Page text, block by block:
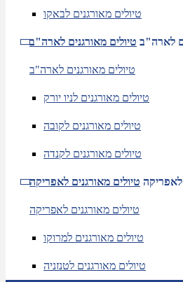
טיולים מאורגנים לבאקו
לארה"ב טיולים מאורגנים לארה"ב
טיולים מאורגנים לארה"ב
טיולים מאורגנים לניו יורק
טיולים מאורגנים לקובה
טיולים מאורגנים לקנדה
לאפריקה טיולים מאורגנים לאפריקה
טיולים מאורגנים לאפריקה
טיולים מאורגנים למרוקו
טיולים מאורגנים לטנזניה